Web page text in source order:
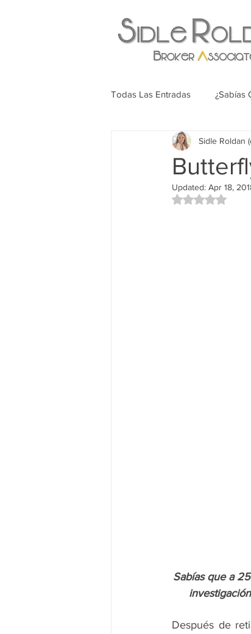
Todas Las Entradas ¿Sabías
Sidle Roldan
Updated: Apr 18,
Rated NaN
Sabías que a
Después de